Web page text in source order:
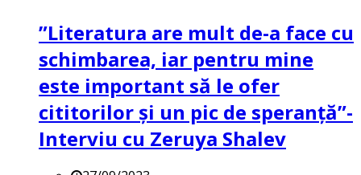
”Literatura are mult de-a face cu
schimbarea, iar pentru mine
este important să le ofer
cititorilor și un pic de speranță”-
Interviu cu Zeruya Shalev